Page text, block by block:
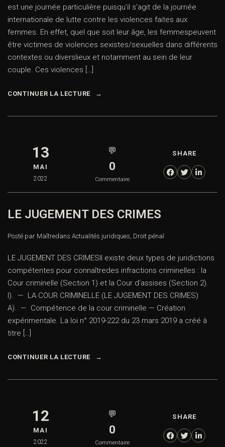
est une journée particulière puisqu’il s’agit de la journée
internationale de lutte contre les violences faites aux
femmes. En effet, quel que soit leur âge, les femmespeuvent
être victimes de violences sexistes/sexuelles dans différents
contextes ou diverslieux et notamment au sein de leur
couple. Ces violences […]
CONTINUER LA LECTURE
13
MAI
2022
💬
0
Commentaire
SHARE
LE JUGEMENT DES CRIMES
Posté par Maîtredans Actualités juridiques, Droit pénal
LE JUGEMENT DES CRIMESIl existe deux types de juridictions
compétentes pour connaîtredes infractions criminelles : la
Cour criminelle (Section 1) et la Cour d’assises (Section 2).
I). — LA COUR CRIMINELLE (LE JUGEMENT DES CRIMES)
A). — Compétence de la cour criminelle — Création
expérimentale. La loi n° 2019-222 du 23 mars 2019 a créé à
titre […]
CONTINUER LA LECTURE
12
MAI
2022
💬
0
Commentaire
SHARE